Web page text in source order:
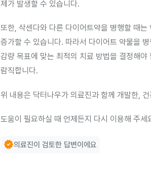
제가 발생할 수 있습니다.
또한, 삭센다와 다른 다이어트약을 병행할 때
증가할 수 있습니다. 따라서 다이어트 약물을
감량 목표에 맞는 최적의 치료 방법을 결정해
람직합니다.
위 내용은 닥터나우가 의료진과 함께 개발한,
도움이 필요하실 때 언제든지 다시 이용해 주세
verified의료진이 검토한 답변이에요